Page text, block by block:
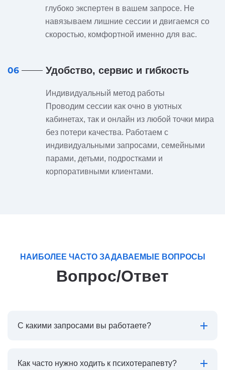
глубоко экспертен в вашем запросе. Не
навязываем лишние сессии и двигаемся со
скоростью, комфортной именно для вас.
06 Удобство, сервис и гибкость
Индивидуальный метод работы
Проводим сессии как очно в уютных
кабинетах, так и онлайн из любой точки мира
без потери качества. Работаем с
индивидуальными запросами, семейными
парами, детьми, подростками и
корпоративными клиентами.
НАИБОЛЕЕ ЧАСТО ЗАДАВАЕМЫЕ ВОПРОСЫ
Вопрос/Ответ
С какими запросами вы работаете?
Как часто нужно ходить к психотерапевту?